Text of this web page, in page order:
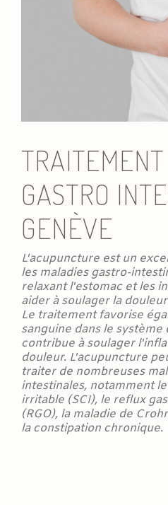
GASTRO
GENÈVE
L'acupuncture est un
les maladies gastro-
relaxant l'estomac et les
aider à soulager la
Le traitement favorise
sanguine dans le système
contribue à soulager
douleur. L'acupuncture
traiter de nombreuses
intestinales, notamment
irritable (SCI), le reflux
(RGO), la maladie de
la constipation chronique.